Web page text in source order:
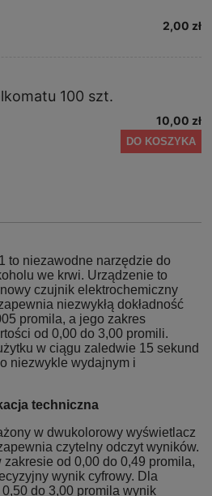
2,00 zł
100 szt.
10,00 zł
DO KOSZYKA
to niezawodne narzędzie do
we krwi. Urządzenie to
czujnik elektrochemiczny
niezwykłą dokładność
promila, a jego zakres
od 0,00 do 3,00 promili.
w ciągu zaledwie 15 sekund
niezwykle wydajnym i
techniczna
w dwukolorowy wyświetlacz
czytelny odczyt wyników.
od 0,00 do 0,49 promila,
wynik cyfrowy. Dla
do 3,00 promila wynik